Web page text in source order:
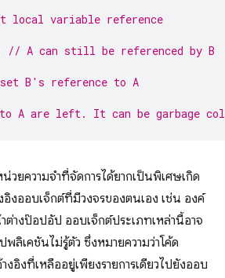
local variable reference
// A can still be referenced by B
B's reference to A
A are left. It can be garbage
วยความจำที่จัดการได้ยากเป็นพิเศษเกิด
งออบเจ็กต์ที่มีวงจรของตนเอง เช่น องค์
างป๊อปอัป ออบเจ็กต์ประเภทเหล่านี้อาจ
ลิเคชันไม่รู้ตัว ซึ่งหมายความว่าโค้ด
อิงที่เหลืออยู่เพียงรายการเดียวไปยังออบ